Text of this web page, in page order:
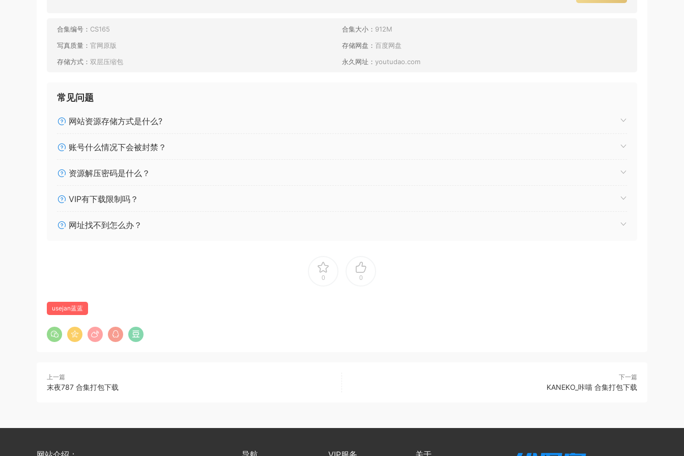
合集编号： CS165 合集大小： 912M
写真质量： 官网原版 存储网盘： 百度网盘
存储方式： 双层压缩包 永久网址： youtudao.com
常见问题
网站资源存储方式是什么?
账号什么情况下会被封禁？
资源解压密码是什么？
VIP有下载限制吗？
网址找不到怎么办？
0 0
usejan蓝蓝
上一篇
末夜787 合集打包下载
下一篇
KANEKO_咔喵 合集打包下载